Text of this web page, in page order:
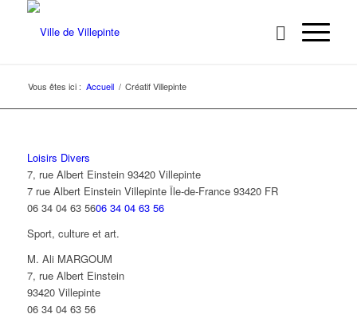
Vous êtes ici : Accueil / Créatif Villepinte
Loisirs Divers
7, rue Albert Einstein 93420 Villepinte
7 rue Albert Einstein Villepinte Île-de-France 93420 FR
06 34 04 63 5606 34 04 63 56
Sport, culture et art.
M. Ali MARGOUM
7, rue Albert Einstein
93420 Villepinte
06 34 04 63 56